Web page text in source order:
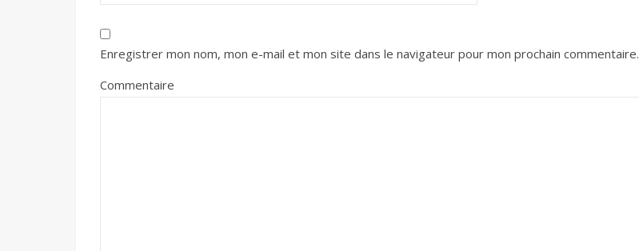
Enregistrer mon nom, mon e-mail et mon site dans le navigateur pour mon prochain commentaire.
Commentaire